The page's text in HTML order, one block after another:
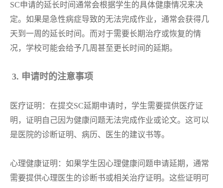
SC申请的延长时间通常会根据学生的具体健康情况来决
定。如果是急性病症导致的无法完成作业，通常会获得几
天到一周的延长时间。而对于需要长期治疗或恢复的情
况，学校可能会给予几周甚至更长时间的延期。
3. 申请时的注意事项
医疗证明：在提交SC延期申请时，学生需要提供医疗证
明，证明自己因为健康问题无法完成作业或论文。这可以
是医院的诊断证明、病历、医生的建议书等。
心理健康证明：如果学生因心理健康问题申请延期，通常
需要提供心理医生的诊断书或相关治疗证明。这些证明可